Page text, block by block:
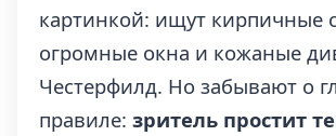
картинкой: ищут кирпичные
огромные окна и кожаные
Честерфилд. Но забывают о
правиле: зритель простит